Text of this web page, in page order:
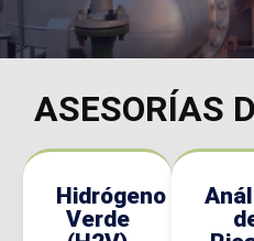
ASESORÍAS
Hidrógeno
Verde